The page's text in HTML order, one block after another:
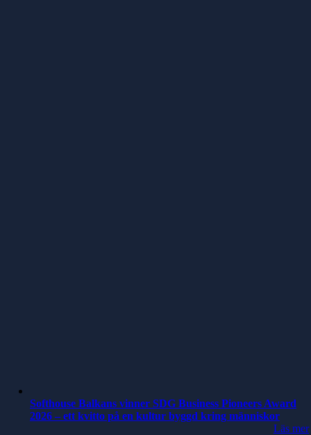
Softhouse Balkans vinner SDG Business Pioneers Award
2026 – ett kvitto på en kultur byggd kring människor
Läs mer